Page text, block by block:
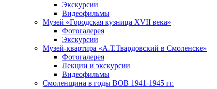
Экскурсии
Видеофильмы
Музей «Городская кузница XVII века»
Фотогалерея
Экскурсии
Музей-квартира «А.Т.Твардовский в Смоленске»
Фотогалерея
Лекции и экскурсии
Видеофильмы
Смоленщина в годы ВОВ 1941-1945 гг.